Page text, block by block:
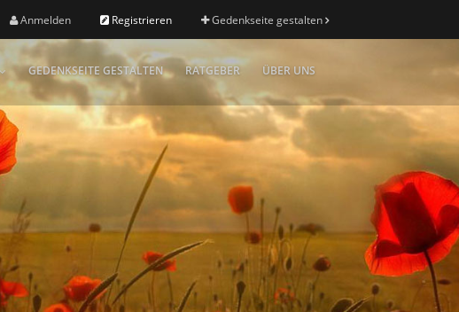
Anmelden Registrieren Gedenkseite gestalten
GEDENKSEITE GESTALTEN RATGEBER ÜBER UNS